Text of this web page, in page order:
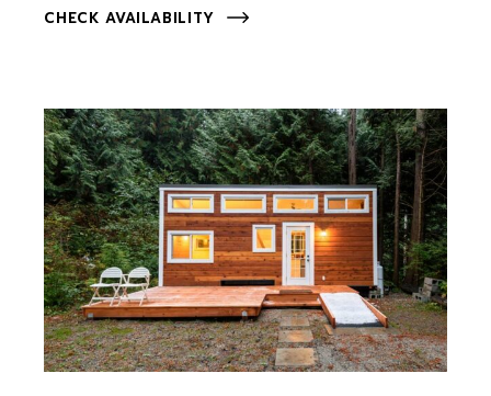
CHECK AVAILABILITY